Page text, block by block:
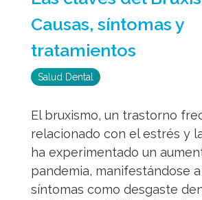
Causas, síntomas y
tratamientos
Salud Dental
El bruxismo, un trastorno
relacionado con el estrés y
ha experimentado un
pandemia, manifestándose
síntomas como desgaste